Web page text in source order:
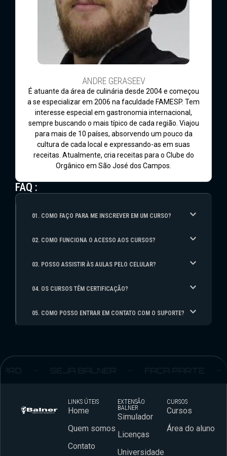
ANDRE GERASEEV
É atuante da área de culinária desde 2004 e começou
a se especializar em 2006 na faculdade FAMESP. Tem
interesse especial em gastronomia internacional,
sempre buscando o mais típico de cada região. Viajou
para mais de 10 países, absorvendo um pouco da
cultura de cada local e expressando-as em suas
receitas. Atualmente, cria receitas para o Clube do
Orgânico em São José dos Campos.
FAQ :
01. COMO FAÇO PARA ME INSCREVER EM UM CURSO?
02. COMO FUNCIONA O ACESSO AOS CURSOS?
03. POSSO ASSISTIR ÀS AULAS PELO CELULAR?
04. OS CURSOS TÊM CERTIFICAÇÃO?
05. COMO POSSO ENTRAR EM CONTATO COM O SUPORTE?
SEJA BALNER FAÇA PARTE
LINKS ÚTEIS
Home
Quem somos
Contato
EXTENSÃO
BALNER
Simulador
Licenças
Universidade
CURSOS
Cursos
Área do aluno